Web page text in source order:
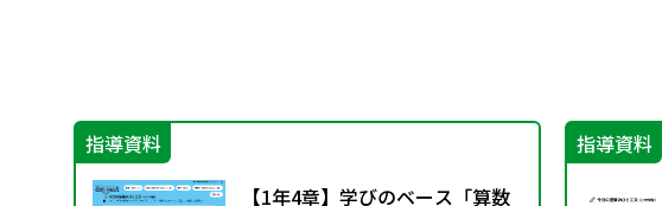
指導資料
【1年4章】学びのベース「算数
指導資料